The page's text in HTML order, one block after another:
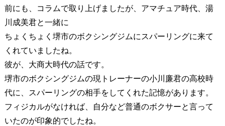
前にも、コラムで取り上げましたが、アマチュア時代、湯
川成美君と一緒に
ちょくちょく堺市のボクシングジムにスパーリングに来て
くれていましたね。
彼が、大商大時代の話です。
堺市のボクシングジムの現トレーナーの小川廉君の高校時
代に、スパーリングの相手をしてくれた記憶があります。
フィジカルがなければ、自分など普通のボクサーと言って
いたのが印象的でしたね。